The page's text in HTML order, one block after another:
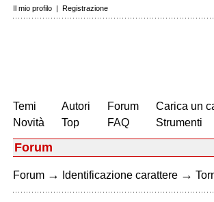
Il mio profilo | Registrazione
Temi
Novità
Autori
Top
Forum
FAQ
Carica un
Strumenti
Forum
Forum → Identificazione carattere →